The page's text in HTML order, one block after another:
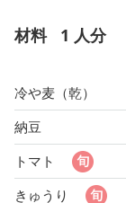
材料 1 人分
冷や麦（乾）
納豆
トマト
きゅうり